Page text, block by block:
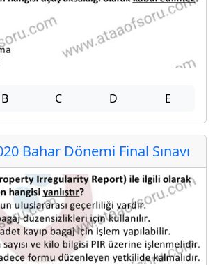
B C D E
Bahar Dönemi Final Sınavı